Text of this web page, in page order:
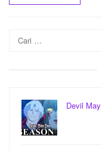
untuk:
Devil